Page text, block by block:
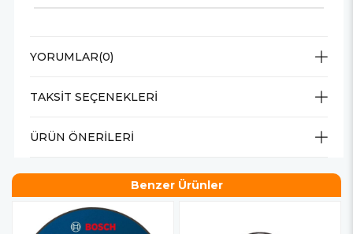
YORUMLAR(0)
TAKSIT SEÇENEKLERI
ÜRÜN ÖNERILERI
Benzer Ürünler